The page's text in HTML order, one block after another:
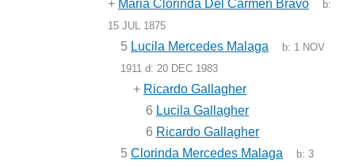
+ Maria Clorinda Del Carmen Bravo
b:
15 JUL 1875
5 Lucila Mercedes Malaga b: 1 NOV
1911 d: 20 DEC 1983
+ Ricardo Gallagher
6 Lucila Gallagher
6 Ricardo Gallagher
5 Clorinda Mercedes Malaga b:3